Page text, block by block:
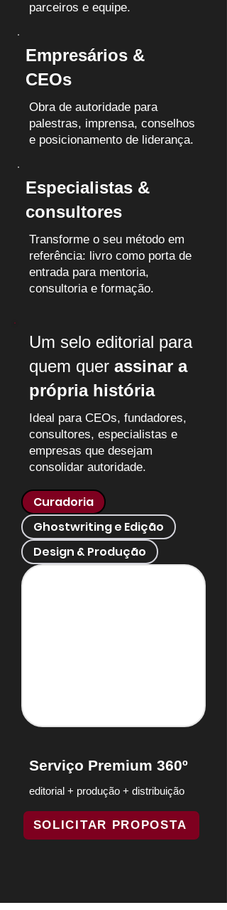
parceiros e equipe.
Empresários &
CEOs
Obra de autoridade para
palestras, imprensa, conselhos
e posicionamento de liderança.
Especialistas &
consultores
Transforme o seu método em
referência: livro como porta de
entrada para mentoria,
consultoria e formação.
Um selo editorial para
quem quer assinar a
própria história
Ideal para CEOs, fundadores,
consultores, especialistas e
empresas que desejam
consolidar autoridade.
Curadoria
Ghostwriting e Edição
Design & Produção
Serviço Premium 360º
editorial + produção + distribuição
SOLICITAR PROPOSTA